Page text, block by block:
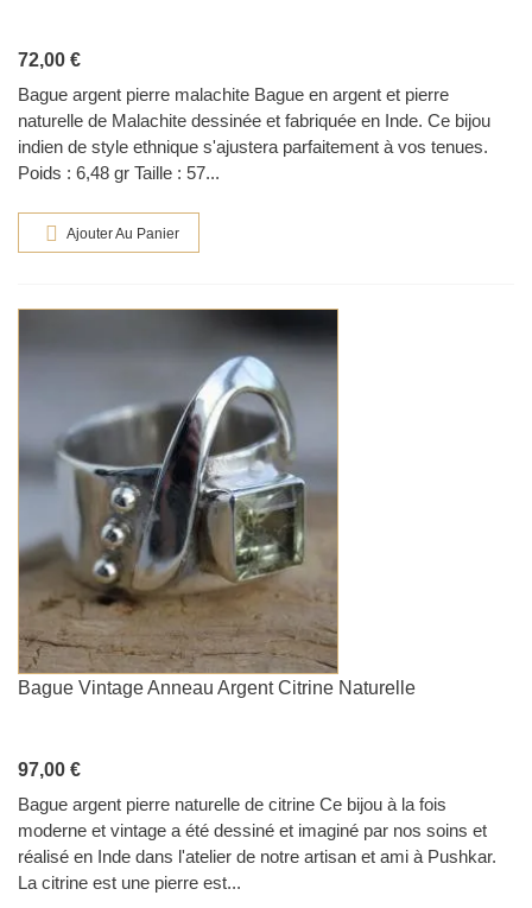
72,00 €
Bague argent pierre malachite Bague en argent et pierre
naturelle de Malachite dessinée et fabriquée en Inde. Ce bijou
indien de style ethnique s'ajustera parfaitement à vos tenues.
Poids : 6,48 gr Taille : 57...
Ajouter Au Panier
Bague Vintage Anneau Argent Citrine Naturelle
97,00 €
Bague argent pierre naturelle de citrine Ce bijou à la fois
moderne et vintage a été dessiné et imaginé par nos soins et
réalisé en Inde dans l'atelier de notre artisan et ami à Pushkar.
La citrine est une pierre est...